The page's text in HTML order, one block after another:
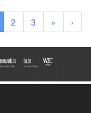
2 3 » ›